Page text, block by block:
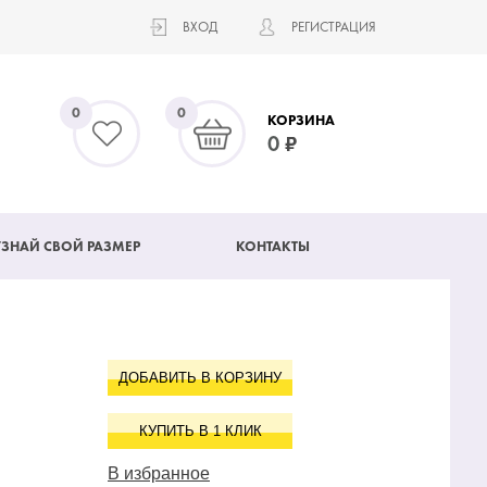
ВХОД РЕГИСТРАЦИЯ
0 0 КОРЗИНА
0
СВОЙ РАЗМЕР КОНТАКТЫ
ДОБАВИТЬ В КОРЗИНУ
КУПИТЬ В 1 КЛИК
В избранное